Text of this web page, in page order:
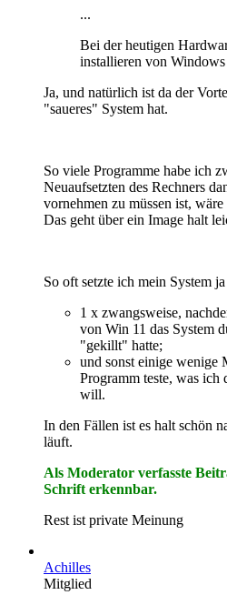
...
Bei der heutigen
installieren von Windows
Ja, und natürlich ist da der
"saueres" System hat.
So viele Programme habe ich
Neuaufsetzten des Rechners
vornehmen zu müssen ist,
Das geht über ein Image halt
So oft setzte ich mein System
1 x zwangsweise,
von Win 11 das System
"gekillt" hatte;
und sonst einige wenige
Programm teste, was ich
will.
In den Fällen ist es halt schön
läuft.
Als Moderator verfasste
Schrift erkennbar.
Rest ist private Meinung
Achilles
Mitglied